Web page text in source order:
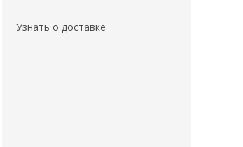
Узнать о доставке